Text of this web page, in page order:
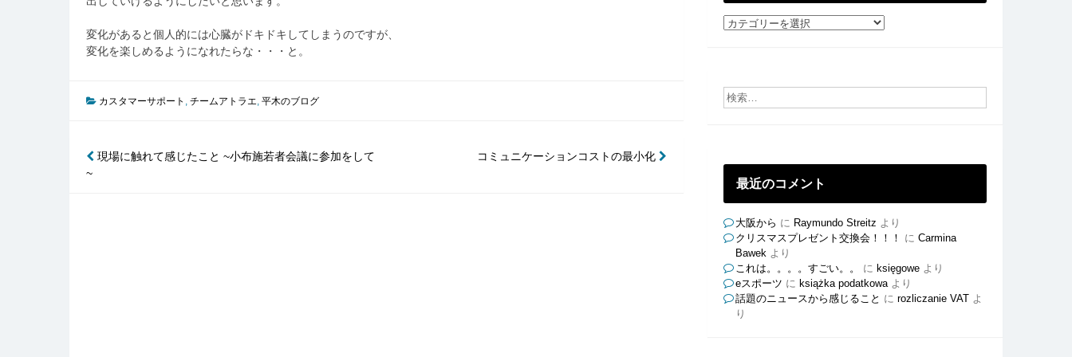
変化があると個人的には心臓がドキドキしてしまうのですが、
変化を楽しめるようになれたらな・・・と。
カスタマーサポート , チームアトラエ, 平木のブログ
投現場に触れて感じたこと ~小布施若者会議に参加をして
~
コミュニケーションコストの最小化
社
ブ
最近のコメント
大阪から に Raymundo Streitz より
クリスマスプレゼント交換会！！！
に Carmina
Bawekより
これは。。。。すごい。。
に księgoweより
eスポーツ に książka podatkowaより
話題のニュースから感じること に rozliczanie VATよ
り